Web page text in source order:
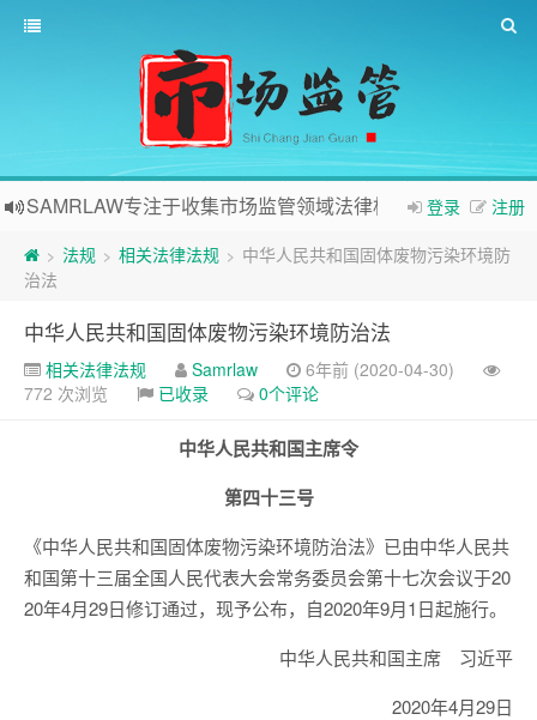
登录 注册
SAMRLAW专注于收集市场监管领域法律相关内容
> 法规 > 相关法律法规 > 中华人民共和国固体废物污染环境防
治法
中华人民共和国固体废物污染环境防治法
相关法律法规 Samrlaw
6年前 (2020-04-30)
772 次浏览
已收录 0个评论
中华人民共和国主席令
第四十三号
《中华人民共和国固体废物污染环境防治法》已由中华人民共
和国第十三届全国人民代表大会常务委员会第十七次会议于20
20年4月29日修订通过，现予公布，自2020年9月1日起施行。
中华人民共和国主席 习近平
2020年4月29日